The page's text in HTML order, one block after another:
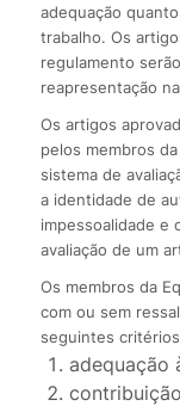
adequação
trabalho. Os
regulamento
reapresentação
Os artigos
pelos membros
sistema de
a identidade de
impessoalidade e
avaliação de um
Os membros da
com ou sem
seguintes
adequação